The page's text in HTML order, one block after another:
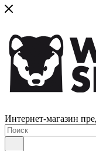
Интернет-магазин